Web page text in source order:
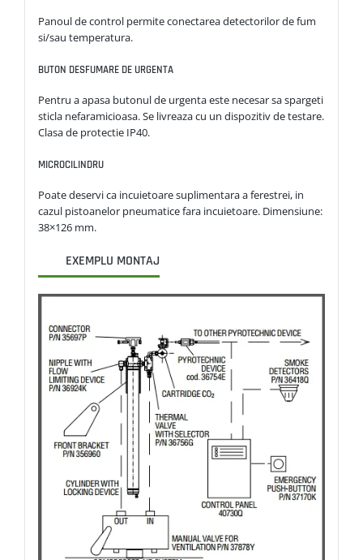
Panoul de control permite conectarea detectorilor de fum
si/sau temperatura.
BUTON DESFUMARE DE URGENTA
Pentru a apasa butonul de urgenta este necesar sa spargeti
sticla nefaramicioasa. Se livreaza cu un dispozitiv de testare.
Clasa de protectie IP40.
MICROCILINDRU
Poate deservi ca incuietoare suplimentara a ferestrei, in
cazul pistoanelor pneumatice fara incuietoare. Dimensiune:
38×126 mm.
EXEMPLU MONTAJ